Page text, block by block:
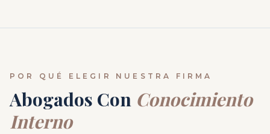
VIDAS EN CALIFORNIA
POR QUÉ ELEGIR NUESTRA FIRMA
Abogados Con Conocimiento
Interno